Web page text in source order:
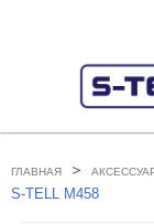
ГЛАВНАЯ >
S-TELL M458